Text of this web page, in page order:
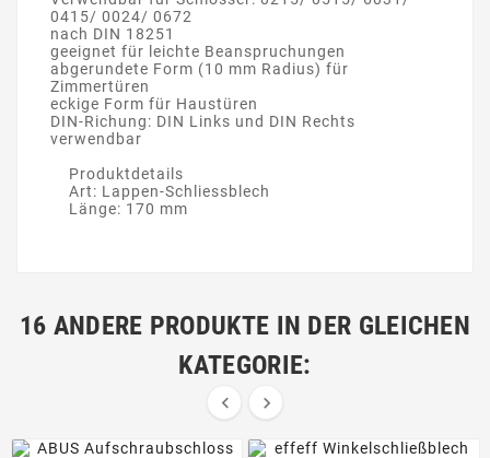
0415/ 0024/ 0672
nach DIN 18251
geeignet für leichte Beanspruchungen
abgerundete Form (10 mm Radius) für
Zimmertüren
eckige Form für Haustüren
DIN-Richung: DIN Links und DIN Rechts
verwendbar
Produktdetails
Art: Lappen-Schliessblech
Länge: 170 mm
16 ANDERE PRODUKTE IN DER GLEICHEN
KATEGORIE:
 